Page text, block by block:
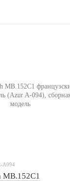
A094
MB.152C1